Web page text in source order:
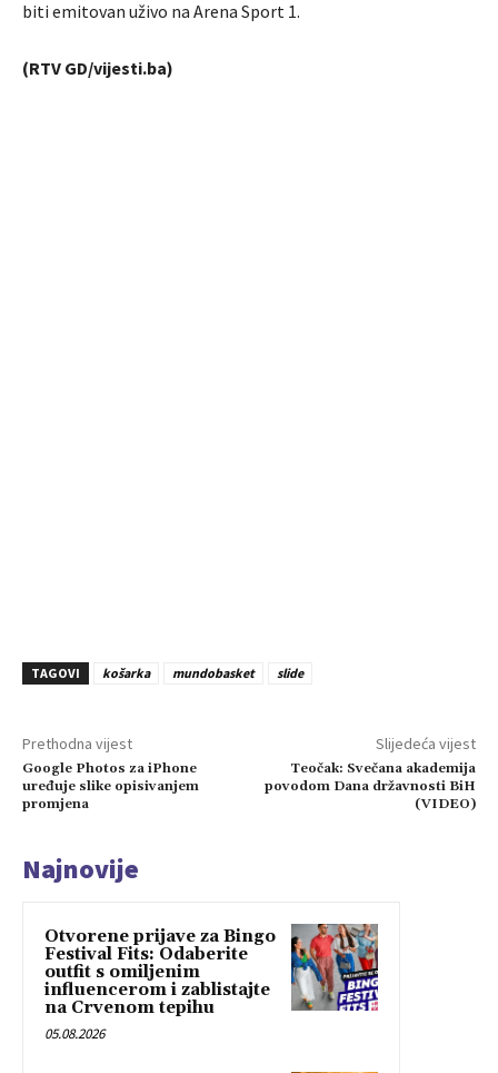
biti emitovan uživo na Arena Sport 1.
(RTV GD/vijesti.ba)
TAGOVI košarka mundobasket slide
Prethodna vijest
Google Photos za iPhone
uređuje slike opisivanjem
promjena
Slijedeća vijest
Teočak: Svečana akademija
povodom Dana državnosti BiH
(VIDEO)
Najnovije
Otvorene prijave za Bingo
Festival Fits: Odaberite
outfit s omiljenim
influencerom i zablistajte
na Crvenom tepihu
05.08.2026